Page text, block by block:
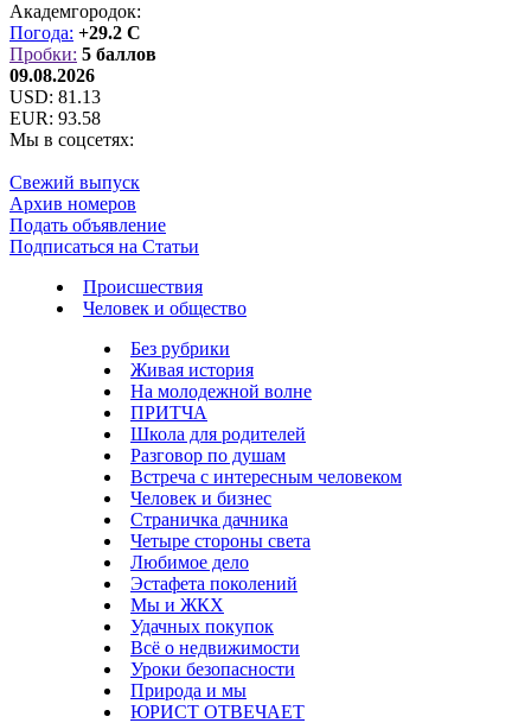
Академгородок:
Погода: +29.2 C
Пробки: 5 баллов
09.08.2026
USD: 81.13
EUR: 93.58
Мы в соцсетях:
Свежий выпуск
Архив номеров
Подать объявление
Подписаться на Статьи
Происшествия
Человек и общество
Без рубрики
Живая история
На молодежной волне
ПРИТЧА
Школа для родителей
Разговор по душам
Встреча с интересным человеком
Человек и бизнес
Страничка дачника
Четыре стороны света
Любимое дело
Эстафета поколений
Мы и ЖКХ
Удачных покупок
Всё о недвижимости
Уроки безопасности
Природа и мы
ЮРИСТ ОТВЕЧАЕТ